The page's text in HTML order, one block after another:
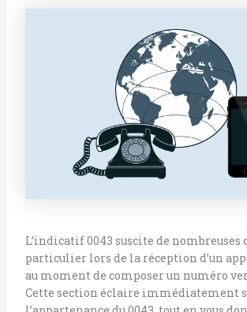
L’indicatif 0043 suscite de nombreuses
particulier lors de la réception d’un
au moment de composer un numéro
Cette section éclaire immédiatement